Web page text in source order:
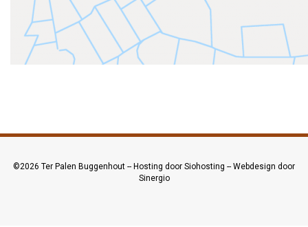
©2026 Ter Palen Buggenhout -- Hosting door Siohosting -- Webdesign door
Sinergio